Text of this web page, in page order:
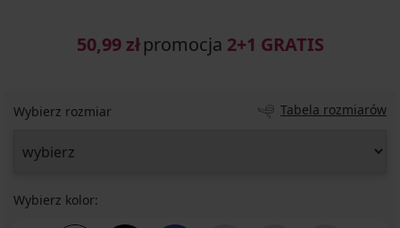
50,99 zł promocja 2+1 GRATIS
Wybierz rozmiar Tabela rozmiarów
Wybierz kolor: